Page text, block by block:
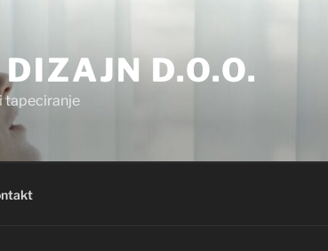
D.O.O.
tapeciranje